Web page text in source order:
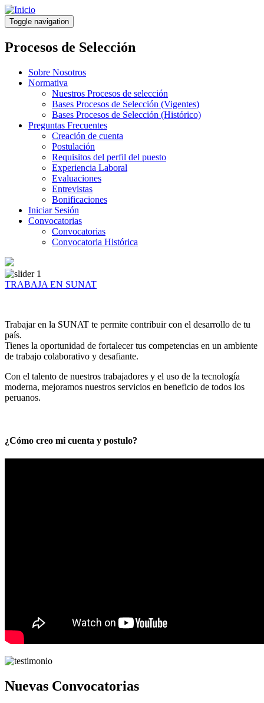
Pasar
al
contenido
principal
Toggle navigation
Procesos de Selección
Sobre Nosotros
Normativa
Nuestros Procesos de selección
Bases Procesos de Selección (Vigentes)
Bases Procesos de Selección (Histórico)
Preguntas Frecuentes
Creación de cuenta
Postulación
Requisitos del perfil del puesto
Experiencia Laboral
Evaluaciones
Entrevistas
Bonificaciones
Iniciar Sesión
Convocatorias
Convocatorias
Convocatoria Histórica
TRABAJA EN SUNAT
Trabajar en la SUNAT te permite contribuir con el desarrollo de tu
país.
Tienes la oportunidad de fortalecer tus competencias en un ambiente
de trabajo colaborativo y desafiante.
Con el talento de nuestros trabajadores y el uso de la tecnología
moderna, mejoramos nuestros servicios en beneficio de todos los
peruanos.
¿Cómo creo mi cuenta y postulo?
Nuevas Convocatorias